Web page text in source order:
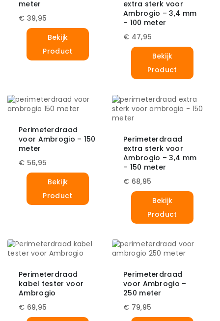
meter
€ 39,95
Bekijk
Product
extra sterk voor
Ambrogio – 3,4 mm
– 100 meter
€ 47,95
Bekijk
Product
Perimeterdraad
voor Ambrogio – 150
meter
€ 56,95
Bekijk
Product
Perimeterdraad
extra sterk voor
Ambrogio – 3,4 mm
– 150 meter
€ 68,95
Bekijk
Product
Perimeterdraad
kabel tester voor
Ambrogio
€ 69,95
Perimeterdraad
voor Ambrogio –
250 meter
€ 79,95